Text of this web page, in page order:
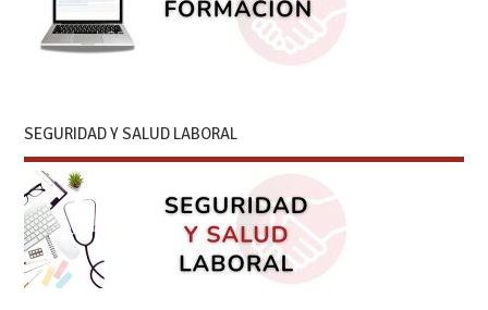
SEGURIDAD Y SALUD LABORAL